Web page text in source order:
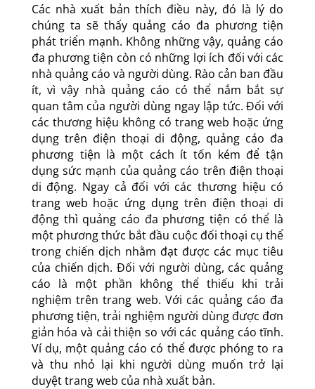
Các nhà xuất bản thích điều này, đó là lý do
chúng ta sẽ thấy quảng cáo đa phương tiện
phát triển mạnh. Không những vậy, quảng cáo
đa phương tiện còn có những lợi ích đối với các
nhà quảng cáo và người dùng. Rào cản ban đầu
ít, vì vậy nhà quảng cáo có thể nắm bắt sự
quan tâm của người dùng ngay lập tức. Đối với
các thương hiệu không có trang web hoặc ứng
dụng trên điện thoại di động, quảng cáo đa
phương tiện là một cách ít tốn kém để tận
dụng sức mạnh của quảng cáo trên điện thoại
di động. Ngay cả đối với các thương hiệu có
trang web hoặc ứng dụng trên điện thoại di
động thì quảng cáo đa phương tiện có thể là
một phương thức bắt đầu cuộc đối thoại cụ thể
trong chiến dịch nhằm đạt được các mục tiêu
của chiến dịch. Đối với người dùng, các quảng
cáo là một phần không thể thiếu khi trải
nghiệm trên trang web. Với các quảng cáo đa
phương tiện, trải nghiệm người dùng được đơn
giản hóa và cải thiện so với các quảng cáo tĩnh.
Ví dụ, một quảng cáo có thể được phóng to ra
và thu nhỏ lại khi người dùng muốn trở lại
duyệt trang web của nhà xuất bản.